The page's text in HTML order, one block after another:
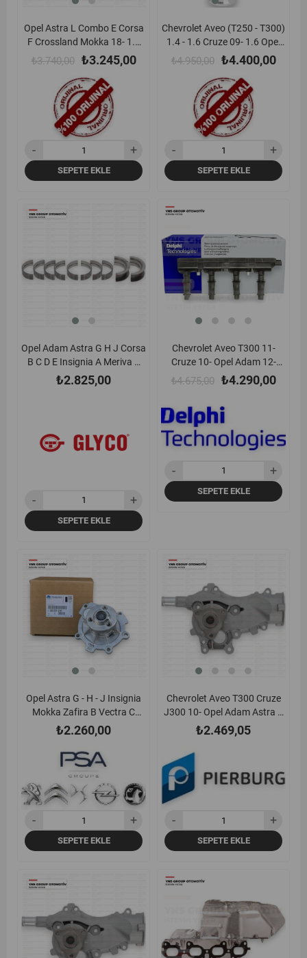
Opel Astra L Combo E Corsa
F Crossland Mokka 18- 1.2
Puretech - Vti Triger
(Eksantrik) Kayış Seti Psa -
1654516080
₺3.245,00
₺3.740,00
SEPETE EKLE
Chevrolet Aveo (T250 - T300)
1.4 - 1.6 Cruze 09- 1.6 Opel
Astra G - H - J 03- Insignia A
09- Mokka 12-19 Zafira C 10-
18 1.6 Benzinli Termostat
(105 c) Metal Gm Orjinal -
25199828
₺4.400,00
₺4.950,00
SEPETE EKLE
Opel Adam Astra G H J Corsa
B C D E Insignia A Meriva A
B Mokka Zafira C X10xe
X12xe Z12xe Z12xep Z14xep
H12955std
₺2.825,00
yeni
SEPETE EKLE
Chevrolet Aveo T300 11-
Cruze 10- Opel Adam 12-
Astra J 10- Corsa D - E 07-
Insignia A Meriva B 10-17
1.2 - 1.4 A12xer - A14xer -
A14net - B14xel - B14xer
Ateşleme Bobini Delphi (Oem)
₺4.290,00
₺4.675,00
yeni
ürün
SEPETE EKLE
Opel Astra G - H - J Insignia
Mokka Zafira B Vectra C
Chevrolet Aveo Cruze 1.6 16v
A16xer - A16let - Z16xep -
Z16xer - Z16let Devirdaim (Su
Pompası) Gm Orjinal -
95531270
₺2.260,00
yeni
ürün
SEPETE EKLE
Chevrolet Aveo T300 Cruze
J300 10- Opel Adam Astra J
Corsa D - E Insignia A -
Meriva B Mokka Zafira C 10-
1.2 - 1.4 + Turbo Devirdaim
(Su Pompası) Pierburg -
707152240 / 95531269
₺2.469,05
yeni
SEPETE EKLE
yeni
yeni